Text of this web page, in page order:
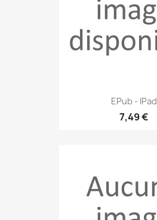
EPub - IPad
7,49 €